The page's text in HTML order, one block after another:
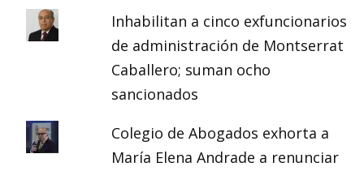
Inhabilitan a cinco exfuncionarios
de administración de Montserrat
Caballero; suman ocho
sancionados
Colegio de Abogados exhorta a
María Elena Andrade a renunciar